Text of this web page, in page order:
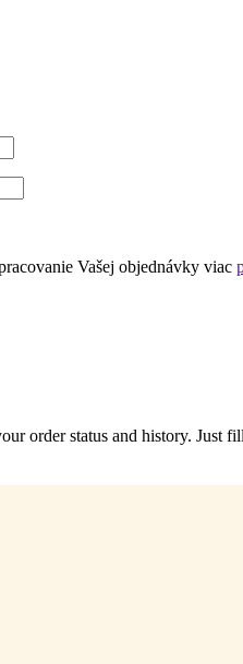
Vašej objednávky viac
order status and history.